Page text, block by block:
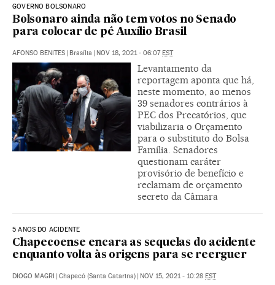
GOVERNO BOLSONARO
Bolsonaro ainda não tem votos no Senado
para colocar de pé Auxílio Brasil
AFONSO BENITES Brasília NOV 18, 2021 - 06:07 EST
Levantamento da
reportagem aponta que há,
neste momento, ao menos
39 senadores contrários à
PEC dos Precatórios, que
viabilizaria o Orçamento
para o substituto do Bolsa
Família. Senadores
questionam caráter
provisório de benefício e
reclamam de orçamento
secreto da Câmara
5 ANOS DO ACIDENTE
Chapecoense encara as sequelas do acidente
enquanto volta às origens para se reerguer
DIOGO MAGRI Chapecó (Santa Catarina) NOV 15, 2021 - 10:28 EST